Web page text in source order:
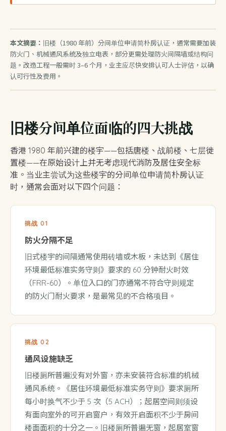
本文摘要： 旧楼（1980 年前）分间单位申请简朴房认证，通常需要加装
防火门、机械通风系统及独立电表，部分更需处理防火间隔墙或结构问
题。改造工程一般需时 3–6 个月，业主应尽快安排认可人士评估，以确
认可行性及费用。
旧楼分间单位面临的四大挑战
香港 1980 年前兴建的楼宇——包括唐楼、战前楼、七层徙
置楼——在原始设计上并无考虑现代消防及居住安全标
准。当业主尝试为这些楼宇的分间单位申请简朴房认证
时，通常会面对以下四个问题：
挑战 01
防火分隔不足
旧式楼宇的间隔通常使用砖墙或木板，未达到《居住
环境最低标准实务守则》要求的 60 分钟耐火时效
（FRR-60）。单位入口的门亦通常不符合守则规定
的防火门耐火要求，是最常见的不合格项目。
挑战 02
通风设施缺乏
旧楼厕所普遍没有对外窗，亦未安装符合标准的机械
通风系统。《居住环境最低标准实务守则》要求厕所
每小时换气不少于 5 次（5 ACH）；起居空间则须设
有面向室外的可开启窗户，有效开启面积不少于房间
楼面面积的十分之一。旧楼厕所普遍无窗，起居室窗